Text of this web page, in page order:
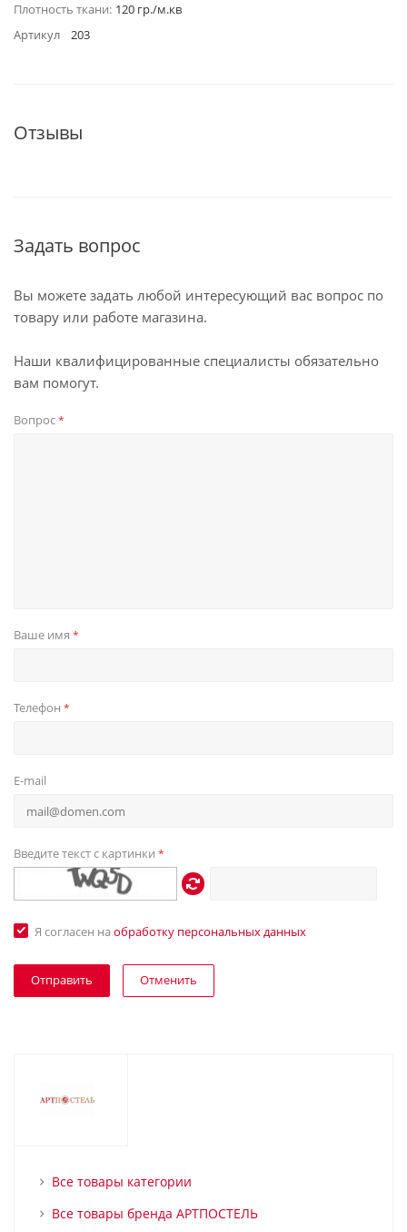
Плотность ткани: 120 гр./м.кв
Артикул
203
Отзывы
Задать вопрос
Вы можете задать любой интересующий вас вопрос по
товару или работе магазина.
Наши квалифицированные специалисты обязательно
вам помогут.
Вопрос*
Ваше имя *
Телефон *
E-mail
Введите текст с картинки *
Я согласен на обработку персональных данных
Отменить
Все товары категории
Все товары бренда АРТПОСТЕЛЬ